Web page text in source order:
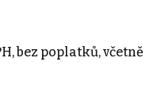
bez poplatků, včetně